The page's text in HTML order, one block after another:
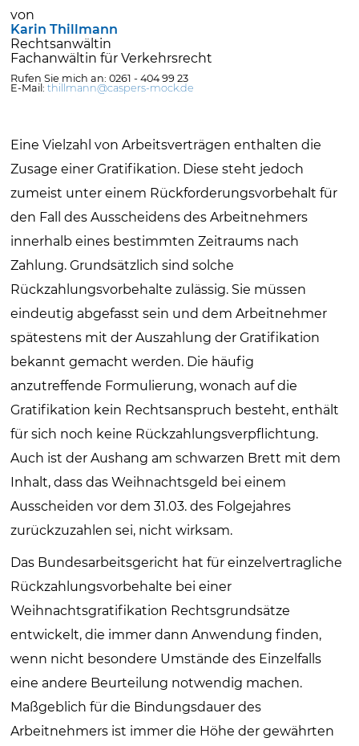
von
Karin Thillmann
Rechtsanwältin
Fachanwältin für Verkehrsrecht
Rufen Sie mich an: 0261 - 404 99 23
E-Mail:thillmann@caspers-mock.de
Eine Vielzahl von Arbeitsverträgen enthalten die
Zusage einer Gratifikation. Diese steht jedoch
zumeist unter einem Rückforderungsvorbehalt für
den Fall des Ausscheidens des Arbeitnehmers
innerhalb eines bestimmten Zeitraums nach
Zahlung. Grundsätzlich sind solche
Rückzahlungsvorbehalte zulässig. Sie müssen
eindeutig abgefasst sein und dem Arbeitnehmer
spätestens mit der Auszahlung der Gratifikation
bekannt gemacht werden. Die häufig
anzutreffende Formulierung, wonach auf die
Gratifikation kein Rechtsanspruch besteht, enthält
für sich noch keine Rückzahlungsverpflichtung.
Auch ist der Aushang am schwarzen Brett mit dem
Inhalt, dass das Weihnachtsgeld bei einem
Ausscheiden vor dem 31.03. des Folgejahres
zurückzuzahlen sei, nicht wirksam.
Das Bundesarbeitsgericht hat für einzelvertragliche
Rückzahlungsvorbehalte bei einer
Weihnachtsgratifikation Rechtsgrundsätze
entwickelt, die immer dann Anwendung finden,
wenn nicht besondere Umstände des Einzelfalls
eine andere Beurteilung notwendig machen.
Maßgeblich für die Bindungsdauer des
Arbeitnehmers ist immer die Höhe der gewährten